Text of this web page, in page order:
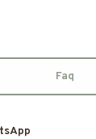
Faq